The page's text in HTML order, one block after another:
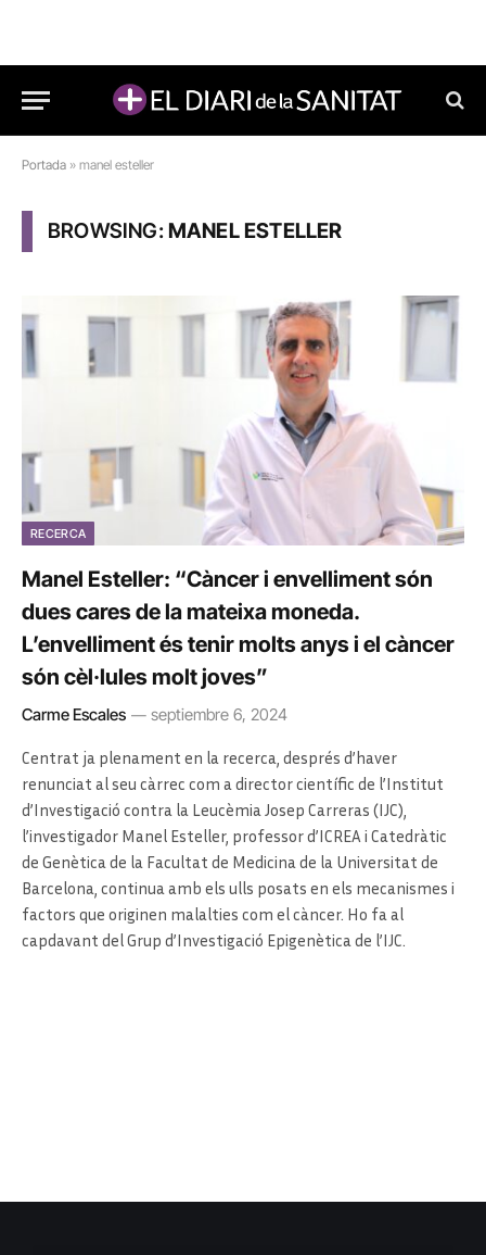
Portada » manel esteller
BROWSING:MANEL ESTELLER
RECERCA
Manel Esteller: “Càncer i envelliment són
dues cares de la mateixa moneda.
L’envelliment és tenir molts anys i el càncer
són cèl·lules molt joves”
Carme Escales septiembre 6, 2024
Centrat ja plenament en la recerca, després d’haver
renunciat al seu càrrec com a director científic de l’Institut
d’Investigació contra la Leucèmia Josep Carreras (IJC),
l’investigador Manel Esteller, professor d’ICREA i Catedràtic
de Genètica de la Facultat de Medicina de la Universitat de
Barcelona, continua amb els ulls posats en els mecanismes i
factors que originen malalties com el càncer. Ho fa al
capdavant del Grup d’Investigació Epigenètica de l’IJC.